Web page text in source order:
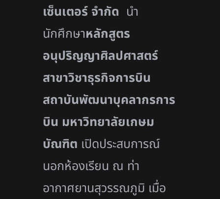
เซ็นเตอร์ จำกัด นำ
นักศึกษาหลักสูตร
อนุปริญญาศิลปศาสตร์
สาขาวิชาธุรกิจการบิน
สถาบันพัฒนาบุคลากรการ
บิน มหาวิทยาลัยเกษม
บัณฑิต เปิดประสบการณ์
นอกห้องเรียน ณ ท่า
อากาศยานสุวรรณภูมิ เมื่อ